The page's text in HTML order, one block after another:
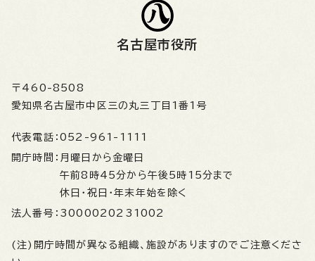
名古屋市役所
〒460-8508
愛知県名古屋市中区三の丸三丁目1番1号
代表電話： 052-961-1111
開庁時間： 月曜日から金曜日
午前8時45分から午後5時15分まで
休日・祝日・年末年始を除く
法人番号： 3000020231002
(注)開庁時間が異なる組織、施設がありますのでご注意くださ